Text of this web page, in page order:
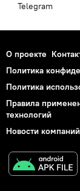
Telegram
О проекте
Политика
Политика
Правила
технологий
Новости компаний